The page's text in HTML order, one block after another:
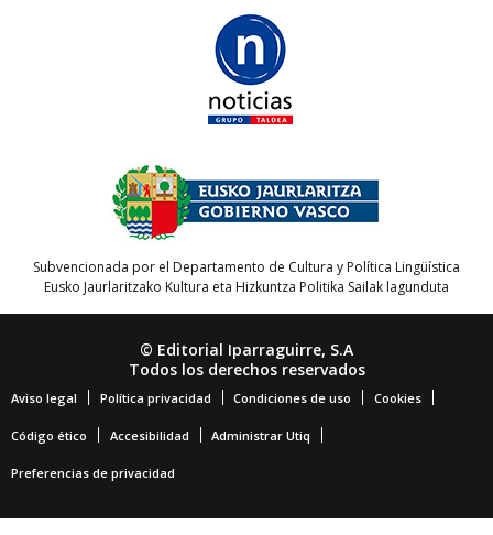
Subvencionada por el Departamento de Cultura y Política Lingüística
Eusko Jaurlaritzako Kultura eta Hizkuntza Politika Sailak lagunduta
© Editorial Iparraguirre, S.A
Todos los derechos reservados
Aviso legal Política privacidad Condiciones de uso Cookies
Código ético Accesibilidad Administrar Utiq
Preferencias de privacidad